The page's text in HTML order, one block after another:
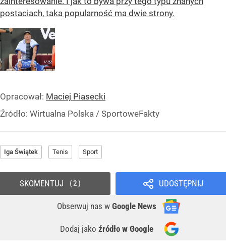
postaciach, taka popularność ma dwie strony.
Opracował: Maciej Piasecki
Źródło: Wirtualna Polska / SportoweFakty
Iga Świątek Tenis Sport
UDOSTĘPNIJ
Obserwuj nas w Google News
Dodaj jako źródło w Google
SKOMENTUJ 2